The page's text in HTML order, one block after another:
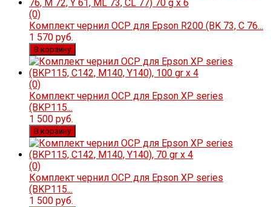
(0)
Комплект чернил OCP для Epson R200 (BK 73, C 76...
1 570 руб.
В корзину
(0)
Комплект чернил OCP для Epson XP series
(BKP115...
1 500 руб.
В корзину
(0)
Комплект чернил OCP для Epson XP series
(BKP115...
1 500 руб.